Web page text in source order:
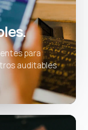
para
auditables